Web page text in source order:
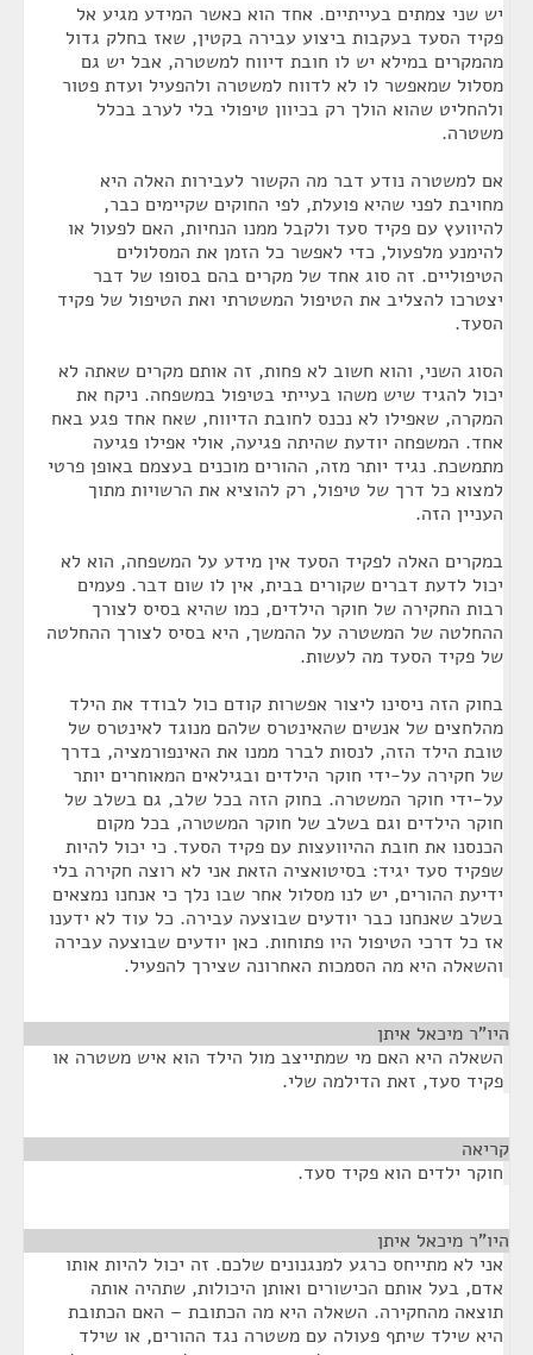
יש שני צמתים בעייתיים. אחד הוא כאשר המידע מגיע אל
פקיד הסעד בעקבות ביצוע עבירה בקטין, שאז בחלק גדול
מהמקרים במילא יש לו חובת דיווח למשטרה, אבל יש גם
מסלול שמאפשר לו לא לדווח למשטרה ולהפעיל ועדת פטור
ולהחליט שהוא הולך רק בכיוון טיפולי בלי לערב בכלל
משטרה.
אם למשטרה נודע דבר מה הקשור לעבירות האלה היא
מחויבת לפני שהיא פועלת, לפי החוקים שקיימים כבר,
להיוועץ עם פקיד סעד ולקבל ממנו הנחיות, האם לפעול או
להימנע מלפעול, כדי לאפשר כל הזמן את המסלולים
הטיפוליים. זה סוג אחד של מקרים בהם בסופו של דבר
יצטרכו להצליב את הטיפול המשטרתי ואת הטיפול של פקיד
הסעד.
הסוג השני, והוא חשוב לא פחות, זה אותם מקרים שאתה לא
יכול להגיד שיש משהו בעייתי בטיפול במשפחה. ניקח את
המקרה, שאפילו לא נכנס לחובת הדיווח, שאח אחד פגע באח
אחד. המשפחה יודעת שהיתה פגיעה, אולי אפילו פגיעה
מתמשכת. נגיד יותר מזה, ההורים מוכנים בעצמם באופן פרטי
למצוא כל דרך של טיפול, רק להוציא את הרשויות מתוך
העניין הזה.
במקרים האלה לפקיד הסעד אין מידע על המשפחה, הוא לא
יכול לדעת דברים שקורים בבית, אין לו שום דבר. פעמים
רבות החקירה של חוקר הילדים, כמו שהיא בסיס לצורך
ההחלטה של המשטרה על ההמשך, היא בסיס לצורך ההחלטה
של פקיד הסעד מה לעשות.
בחוק הזה ניסינו ליצור אפשרות קודם כול לבודד את הילד
מהלחצים של אנשים שהאינטרס שלהם מנוגד לאינטרס של
טובת הילד הזה, לנסות לברר ממנו את האינפורמציה, בדרך
של חקירה על-ידי חוקר הילדים ובגילאים המאוחרים יותר
על-ידי חוקר המשטרה. בחוק הזה בכל שלב, גם בשלב של
חוקר הילדים וגם בשלב של חוקר המשטרה, בכל מקום
הכנסנו את חובת ההיוועצות עם פקיד הסעד. כי יכול להיות
שפקיד סעד יגיד: בסיטואציה הזאת אני לא רוצה חקירה בלי
ידיעת ההורים, יש לנו מסלול אחר שבו נלך כי אנחנו נמצאים
בשלב שאנחנו כבר יודעים שבוצעה עבירה. כל עוד לא ידענו
אז כל דרכי הטיפול היו פתוחות. כאן יודעים שבוצעה עבירה
והשאלה היא מה הסמכות האחרונה שצירך להפעיל.
היו"ר מיכאל איתן
השאלה היא האם מי שמתייצב מול הילד הוא איש משטרה או
פקיד סעד, זאת הדילמה שלי.
קריאה
חוקר ילדים הוא פקיד סעד.
היו"ר מיכאל איתן
אני לא מתייחס כרגע למנגנונים שלכם. זה יכול להיות אותו
אדם, בעל אותם הכישורים ואותן היכולות, שתהיה אותה
תוצאה מהחקירה. השאלה היא מה הכתובת – האם הכתובת
היא שילד שיתף פעולה עם משטרה נגד ההורים, או שילד